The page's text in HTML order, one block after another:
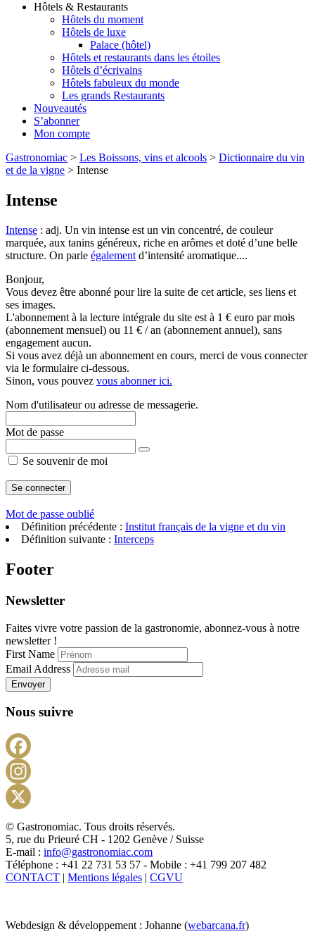
Hôtels & Restaurants
Hôtels du moment
Hôtels de luxe
Palace (hôtel)
Hôtels et restaurants dans les étoiles
Hôtels d’écrivains
Hôtels fabuleux du monde
Les grands Restaurants
Nouveautés
S’abonner
Mon compte
Gastronomiac > Les Boissons, vins et alcools > Dictionnaire du vin
et de la vigne > Intense
Intense
Intense : adj. Un vin intense est un vin concentré, de couleur
marquée, aux tanins généreux, riche en arômes et doté d’une belle
structure. On parle également d’intensité aromatique....
Bonjour,
Vous devez être abonné pour lire la suite de cet article, ses liens et
ses images.
L'abonnement à la lecture intégrale du site est à 1 € euro par mois
(abonnement mensuel) ou 11 € / an (abonnement annuel), sans
engagement aucun.
Si vous avez déjà un abonnement en cours, merci de vous connecter
via le formulaire ci-dessous.
Sinon, vous pouvez vous abonner ici.
Nom d'utilisateur ou adresse de messagerie.
Mot de passe
Se souvenir de moi
Mot de passe oublié
Définition précédente : Institut français de la vigne et du vin
Définition suivante : Interceps
Footer
Newsletter
Faites vivre votre passion de la gastronomie, abonnez-vous à notre
newsletter !
First Name
Email Address
Envoyer
Nous suivre
X
© Gastronomiac. Tous droits réservés.
5, rue du Prieuré CH - 1202 Genève / Suisse
E-mail : info@gastronomiac.com
Téléphone : +41 22 731 53 57 - Mobile : +41 799 207 482
CONTACT | Mentions légales | CGVU
Webdesign & développement : Johanne (webarcana.fr)